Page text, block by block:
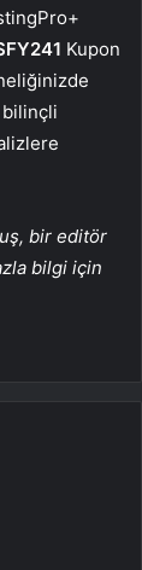
Kupon
bilinçli
bir editör
bilgi için